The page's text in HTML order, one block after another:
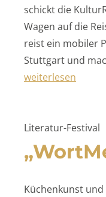
schickt die
Wagen auf die
reist ein mobiler
Stuttgart und
„»Geschichten
weiterlesen
Literatur-Festival
Küchenkunst